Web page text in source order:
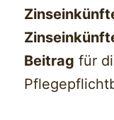
Beitrag für